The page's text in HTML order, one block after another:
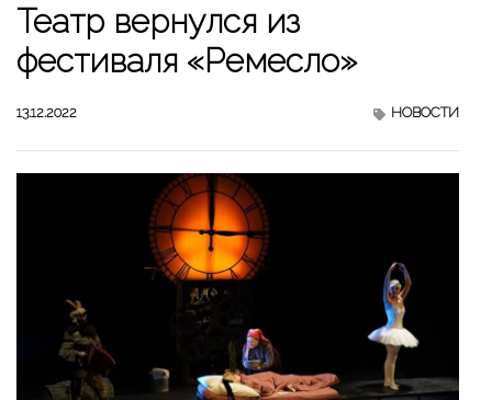
Театр вернулся из
фестиваля «Ремесло»
13.12.2022 НОВОСТИ